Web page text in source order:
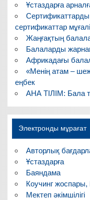
Ұстаздарға
Сертификаттарды
сертификаттар
Жаңғақтың
Балаларды
Африкадағы
«Менің атам –
еңбек
АНА ТІЛІМ: Бала
Электронды мұрағат
Авторлық
Ұстаздарға
Баяндама
Коучинг
Мектеп әкімшілігі